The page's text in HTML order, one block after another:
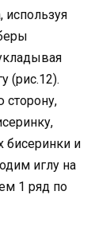
(рис.12).
бисеринки и
иглу на
1 ряд по